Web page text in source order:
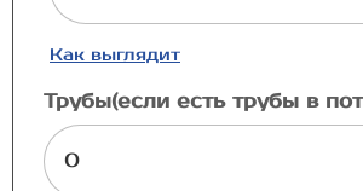
Как выглядит
Трубы(если есть трубы в